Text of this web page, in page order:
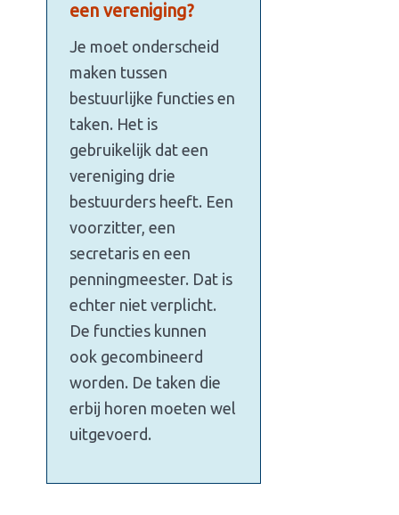
een vereniging?
Je moet onderscheid
maken tussen
bestuurlijke functies en
taken. Het is
gebruikelijk dat een
vereniging drie
bestuurders heeft. Een
voorzitter, een
secretaris en een
penningmeester. Dat is
echter niet verplicht.
De functies kunnen
ook gecombineerd
worden. De taken die
erbij horen moeten wel
uitgevoerd.